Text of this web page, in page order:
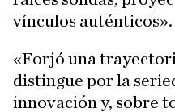
vínculos auténticos».
«Forjó una
distingue por la
innovación y, sobre